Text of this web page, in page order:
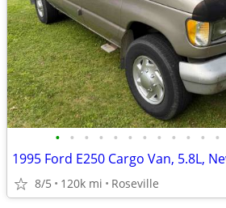
• • • • • • • • • • • •
1995 Ford E250 Cargo Van, 5.8L,
8/5 120k mi Roseville